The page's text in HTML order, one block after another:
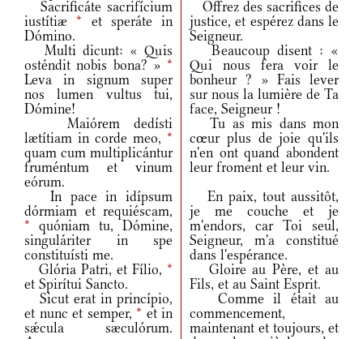
Sacrificáte sacrifícium
iustítiæ* et speráte in
Dómino.
Offrez des sacrifices de
justice, et espérez dans le
Seigneur.
Multi dicunt: « Quis
osténdit nobis bona? » *
Leva in signum super
nos lumen vultus tui,
Dómine!
Beaucoup disent : «
Qui nous fera voir le
bonheur ? » Fais lever
sur nous la lumière de Ta
face, Seigneur !
Maiórem dedísti
lætítiam in corde meo, *
quam cum multiplicántur
fruméntum et vinum
eórum.
Tu as mis dans mon
cœur plus de joie qu'ils
n'en ont quand abondent
leur froment et leur vin.
In pace in idípsum
dórmiam et requiéscam,
* quóniam tu, Dómine,
singuláriter in spe
constituísti me.
En paix, tout aussitôt,
je me couche et je
m'endors, car Toi seul,
Seigneur, m'a constitué
dans l'espérance.
Glória Patri, et Fílio, *
et Spirítui Sancto.
Gloire au Père, et au
Fils, et au Saint Esprit.
Sicut erat in princípio,
et nunc et semper, * et in
sǽcula sæculórum.
Comme il était au
commencement,
maintenant et toujours, et